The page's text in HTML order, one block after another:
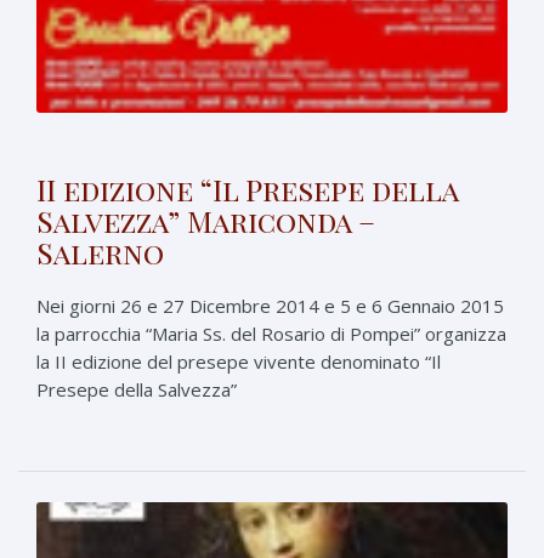
II edizione “Il Presepe della
Salvezza” Mariconda –
Salerno
Nei giorni 26 e 27 Dicembre 2014 e 5 e 6 Gennaio 2015
la parrocchia “Maria Ss. del Rosario di Pompei” organizza
la II edizione del presepe vivente denominato “Il
Presepe della Salvezza”